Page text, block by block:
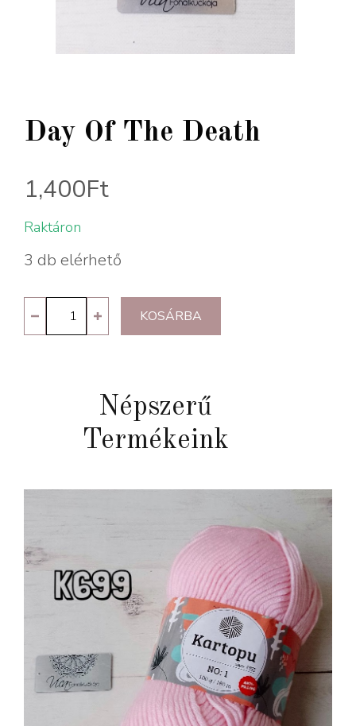
Day Of The Death
1,400Ft
Raktáron
3 db elérhető
Of
mennyiség
KOSÁRBA
Népszerű
Termékeink